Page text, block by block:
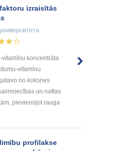
izraisītās
vitamīnu koncentrāta
vitamīnu
no koksnes
un naftas
pievienojot rauga
profilakse